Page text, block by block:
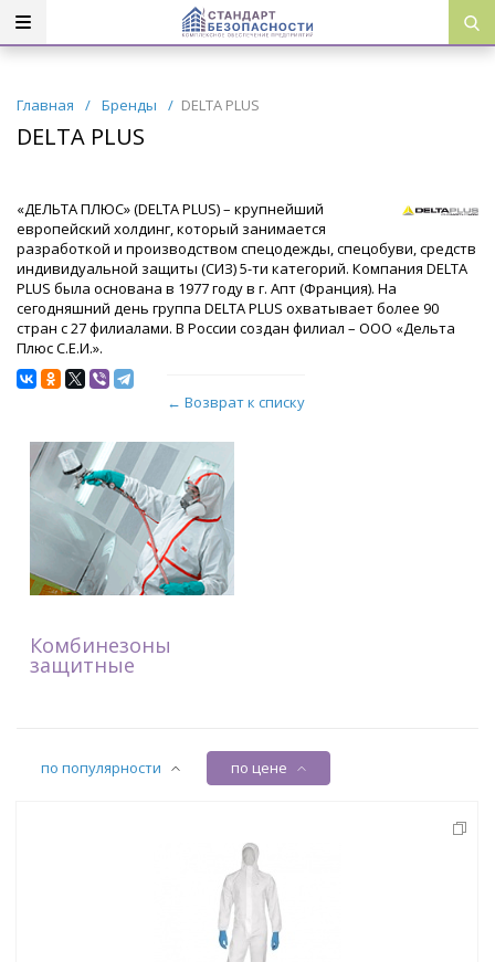
Главная / Бренды / DELTA PLUS
DELTA PLUS
«ДЕЛЬТА ПЛЮС» (DELTA PLUS) – крупнейший
европейский холдинг, который занимается
разработкой и производством спецодежды, спецобуви, средств
индивидуальной защиты (СИЗ) 5-ти категорий. Компания DELTA
PLUS была основана в 1977 году в г. Апт (Франция). На
сегодняшний день группа DELTA PLUS охватывает более 90
стран с 27 филиалами. В России создан филиал – ООО «Дельта
Плюс С.Е.И.».
← Возврат к списку
Комбинезоны
защитные
по популярности по цене